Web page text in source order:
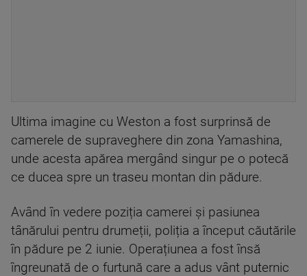
Ultima imagine cu Weston a fost surprinsă de
camerele de supraveghere din zona Yamashina,
unde acesta apărea mergând singur pe o potecă
ce ducea spre un traseu montan din pădure.
Având în vedere poziția camerei și pasiunea
tânărului pentru drumeții, poliția a început căutările
în pădure pe 2 iunie. Operațiunea a fost însă
îngreunată de o furtună care a adus vânt puternic